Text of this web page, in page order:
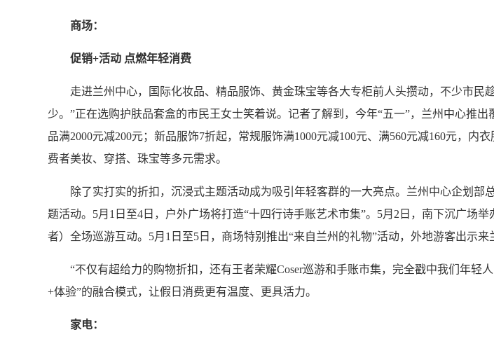
商场：
促销+活动 点燃年轻消费
走进兰州中心，国际化妆品、精品服饰、黄金珠宝等各大专柜前人头攒动，不少市民
少。”正在选购护肤品套盒的市民王女士笑着说。记者了解到，今年“五一”，兰州中心推
品满2000元减200元；新品服饰7折起，常规服饰满1000元减100元、满560元减160元，
费者美妆、穿搭、珠宝等多元需求。
除了实打实的折扣，沉浸式主题活动成为吸引年轻客群的一大亮点。兰州中心企划部
题活动。5月1日至4日，户外广场将打造“十四行诗手账艺术市集”。5月2日，南下沉广场
者）全场巡游互动。5月1日至5日，商场特别推出“来自兰州的礼物”活动，外地游客出示
“不仅有超给力的购物折扣，还有王者荣耀Coser巡游和手账市集，完全戳中我们年轻
+体验”的融合模式，让假日消费更有温度、更具活力。
家电：